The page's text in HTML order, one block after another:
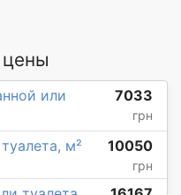
или
7033
грн
м² 10050
грн